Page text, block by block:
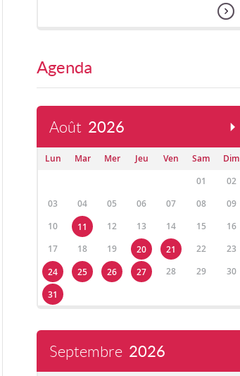
Agenda
Août 2026
Lun Mar Mer Jeu Ven Sam
Dim
01
02
03
04 05 06 07 08
09
10
11 12 13 14 15
16
17
18 19 20 21 22
23
24
25 26 27 28 29
30
31
Septembre 2026